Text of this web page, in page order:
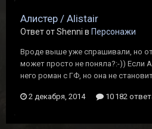
Алистер / Alistair
Ответ от Shenni в Персонажи
Вроде выше уже спрашивали, но
может просто не поняла?:-)) Если
него роман с ГФ, но она не
2 декабря, 2014 10 182